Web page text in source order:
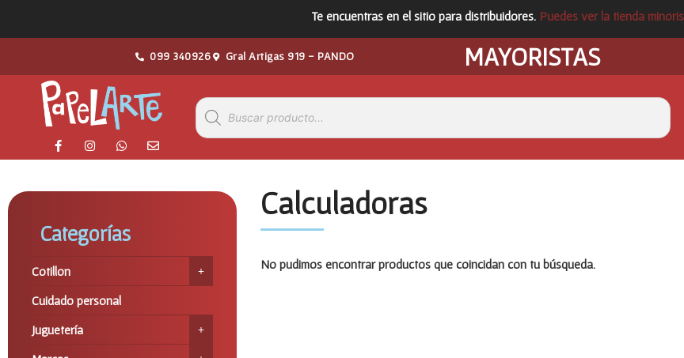
Te encuentras en el sitio para distribuidores. Puedes ver la tienda
099 340926 Gral Artigas 919 - PANDO MAYORISTAS
Categorías
Cotillon
Cuidado personal
Juguetería
Calculadoras
No pudimos encontrar productos que coincidan con tu búsqueda.